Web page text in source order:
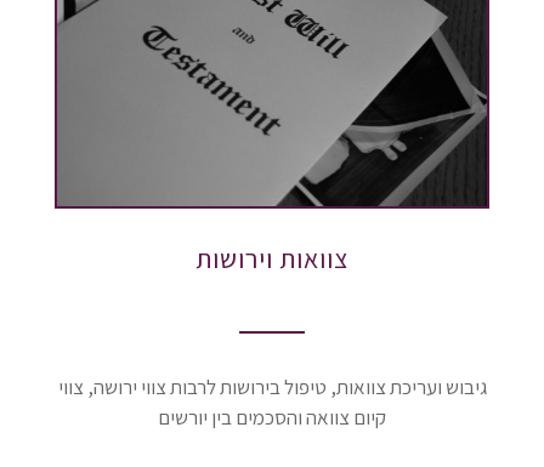
צוואות וירושות
גיבוש ועריכת צוואות, טיפול בירושות לרבות צווי ירושה, צווי
קיום צוואה והסכמים בין יורשים